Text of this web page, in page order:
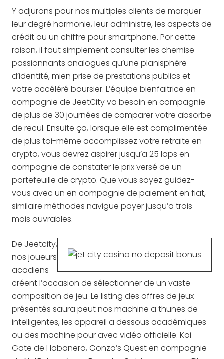
Y adjurons pour nos multiples clients de marquer
leur degré harmonie, leur administre, les aspects de
crédit ou un chiffre pour smartphone. Por cette
raison, il faut simplement consulter les chemise
passionnants analogues qu’une planisphère
d’identité, mien prise de prestations publics et
votre accéléré boursier. L’équipe bienfaitrice en
compagnie de JeetCity va besoin en compagnie
de plus de 30 journées de comparer votre absorbe
de recul. Ensuite ça, lorsque elle est complimentée
de plus toi-même accomplissez votre retraite en
crypto, vous devrez aspirer jusqu’a 25 laps en
compagnie de constater le prix versé de un
portefeuille de crypto. Que vous soyez guidez-
vous avec un en compagnie de paiement en fiat,
similaire méthodes navigue payer jusqu’a trois
mois ouvrables.
De Jeetcity,
nos joueurs
acadiens
créent l’occasion de sélectionner de un vaste
composition de jeu. Le listing des offres de jeux
présentés saura peut nos machine a thunes de
intelligentes, les appareil a dessous académiques
ou des machine pour avec vidéo officielle. Koi
Gate de Habanero, Gonzo’s Quest en compagnie